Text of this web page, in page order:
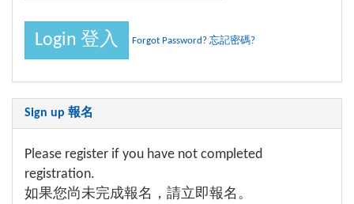
Forgot Password? 忘記密碼?
Sign up 報名
Please register if you have not completed
registration.
如果您尚未完成報名，請立即報名。